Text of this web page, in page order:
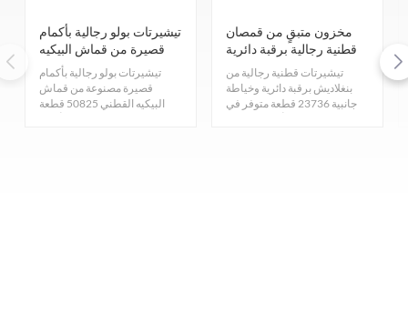
تيشيرتات بولو رجالية بأكمام
قصيرة من قماش البيكيه
القطني، فائضة من
المخزون
تيشيرتات بولو رجالية بأكمام
قصيرة مصنوعة من قماش
البيكيه القطني 50825 قطعة
مخزون متبقٍ من قمصان
قطنية رجالية برقبة دائرية
وخياطة جانبية في بنغلاديش
تيشيرتات قطنية رجالية من
بنغلاديش برقبة دائرية وخياطة
جانبية 23736 قطعة متوفر في